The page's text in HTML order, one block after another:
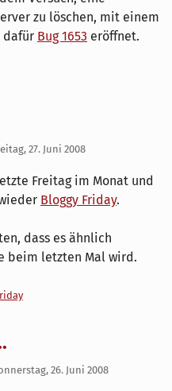
zu löschen, mit einem
dafür Bug 1653 eröffnet.
27. Juni 2008
Freitag im Monat und
Bloggy Friday.
dass es ähnlich
beim letzten Mal wird.
26. Juni 2008